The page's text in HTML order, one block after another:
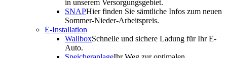
in unserem Versorgungsgebiet.
SNAPHier finden Sie sämtliche Infos zum neuen
Sommer-Nieder-Arbeitspreis.
E-Installation
WallboxSchnelle und sichere Ladung für Ihr E-
Auto.